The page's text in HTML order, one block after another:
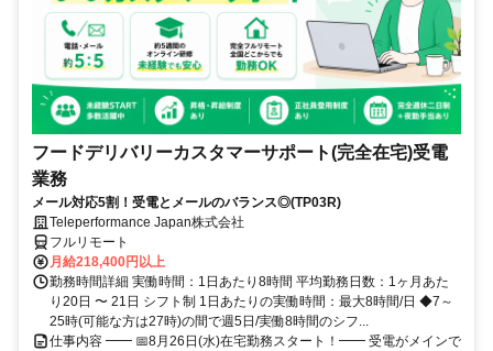
フードデリバリーカスタマーサポート(完全在宅)受電
業務
メール対応5割！受電とメールのバランス◎(TP03R)
Teleperformance Japan株式会社
フルリモート
月給218,400円以上
勤務時間詳細 実働時間：1日あたり8時間 平均勤務日数：1ヶ月あた
り20日 〜 21日 シフト制 1日あたりの実働時間：最大8時間/日 ◆7～
25時(可能な方は27時)の間で週5日/実働8時間のシフ...
仕事内容 ━━ 📅8月26日(水)在宅勤務スタート！━━ 受電がメインで